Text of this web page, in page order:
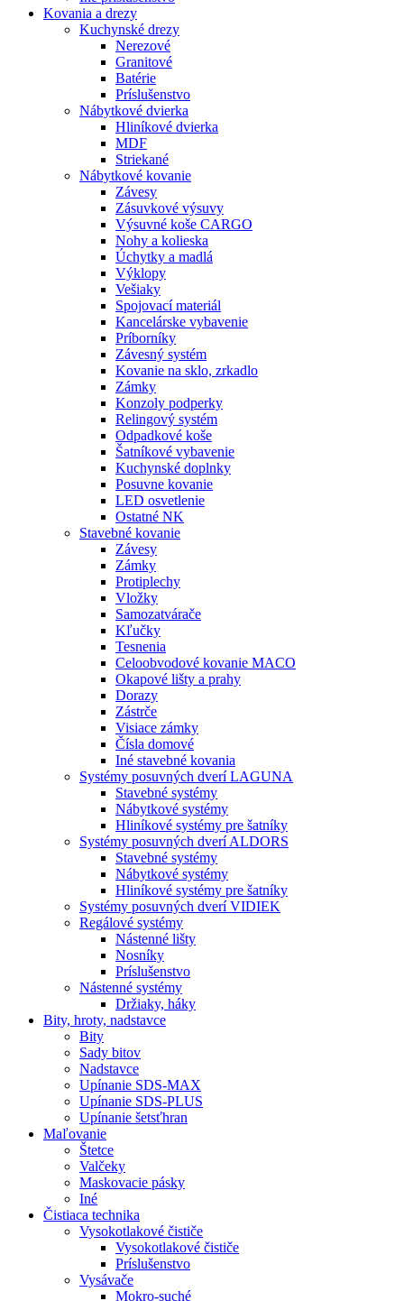
Kovania a drezy
Kuchynské drezy
Nerezové
Granitové
Batérie
Príslušenstvo
Nábytkové dvierka
Hliníkové dvierka
MDF
Striekané
Nábytkové kovanie
Závesy
Zásuvkové výsuvy
Výsuvné koše CARGO
Nohy a kolieska
Úchytky a madlá
Výklopy
Vešiaky
Spojovací materiál
Kancelárske vybavenie
Príborníky
Závesný systém
Kovanie na sklo, zrkadlo
Zámky
Konzoly podperky
Relingový systém
Odpadkové koše
Šatníkové vybavenie
Kuchynské doplnky
Posuvne kovanie
LED osvetlenie
Ostatné NK
Stavebné kovanie
Závesy
Zámky
Protiplechy
Vložky
Samozatvárače
Kľučky
Tesnenia
Celoobvodové kovanie MACO
Okapové lišty a prahy
Dorazy
Zástrče
Visiace zámky
Čísla domové
Iné stavebné kovania
Systémy posuvných dverí LAGUNA
Stavebné systémy
Nábytkové systémy
Hliníkové systémy pre šatníky
Systémy posuvných dverí ALDORS
Stavebné systémy
Nábytkové systémy
Hliníkové systémy pre šatníky
Systémy posuvných dverí VIDIEK
Regálové systémy
Nástenné lišty
Nosníky
Príslušenstvo
Nástenné systémy
Držiaky, háky
Bity, hroty, nadstavce
Bity
Sady bitov
Nadstavce
Upínanie SDS-MAX
Upínanie SDS-PLUS
Upínanie šetsťhran
Maľovanie
Štetce
Valčeky
Maskovacie pásky
Iné
Čistiaca technika
Vysokotlakové čističe
Vysokotlakové čističe
Príslušenstvo
Vysávače
Mokro-suché